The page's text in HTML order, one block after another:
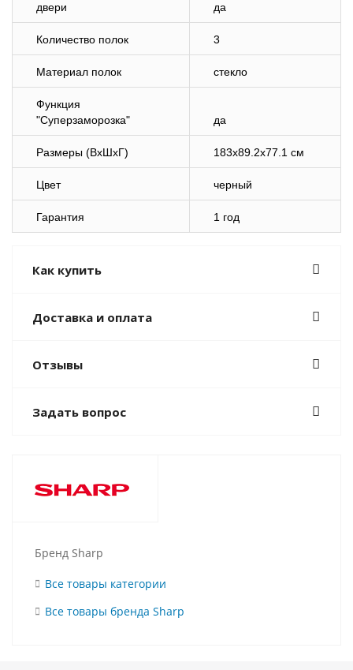
двери
да
Количество полок 3
Материал полок стекло
Функция
"Суперзаморозка"
да
Размеры (ВхШхГ) 183x89.2x77.1 см
Цвет черный
Гарантия 1 год
Как купить
Доставка и оплата
Отзывы
Задать вопрос
Бренд Sharp
Все товары категории
Все товары бренда Sharp